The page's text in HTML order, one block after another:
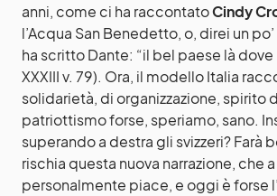
anni, come ci ha raccontatoCindy
l’Acqua San Benedetto, o, direi un
ha scritto Dante: “il bel paese là dove
XXXIII v. 79). Ora, il modello Italia
solidarietà, di organizzazione, spirito
patriottismo forse, speriamo, sano.
superando a destra gli svizzeri? Farà
rischia questa nuova narrazione, che
personalmente piace, e oggi è forse